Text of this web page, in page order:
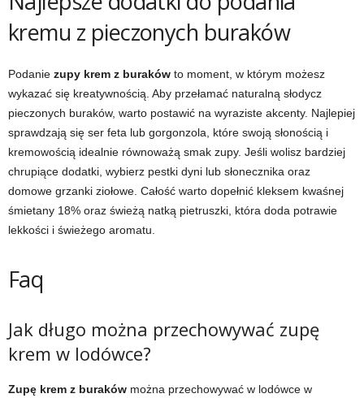
kremu z pieczonych buraków
Podanie zupy krem z buraków to moment, w którym możesz
wykazać się kreatywnością. Aby przełamać naturalną słodycz
pieczonych buraków, warto postawić na wyraziste akcenty. Najlepiej
sprawdzają się ser feta lub gorgonzola, które swoją słonością i
kremowością idealnie równoważą smak zupy. Jeśli wolisz bardziej
chrupiące dodatki, wybierz pestki dyni lub słonecznika oraz
domowe grzanki ziołowe. Całość warto dopełnić kleksem kwaśnej
śmietany 18% oraz świeżą natką pietruszki, która doda potrawie
lekkości i świeżego aromatu.
Faq
Jak długo można przechowywać zupę
krem w lodówce?
Zupę krem z buraków można przechowywać w lodówce w